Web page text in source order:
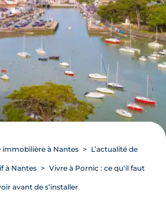
immobilière à Nantes L’actualité de
à Nantes Vivre à Pornic : ce qu'il faut
avant de s’installer